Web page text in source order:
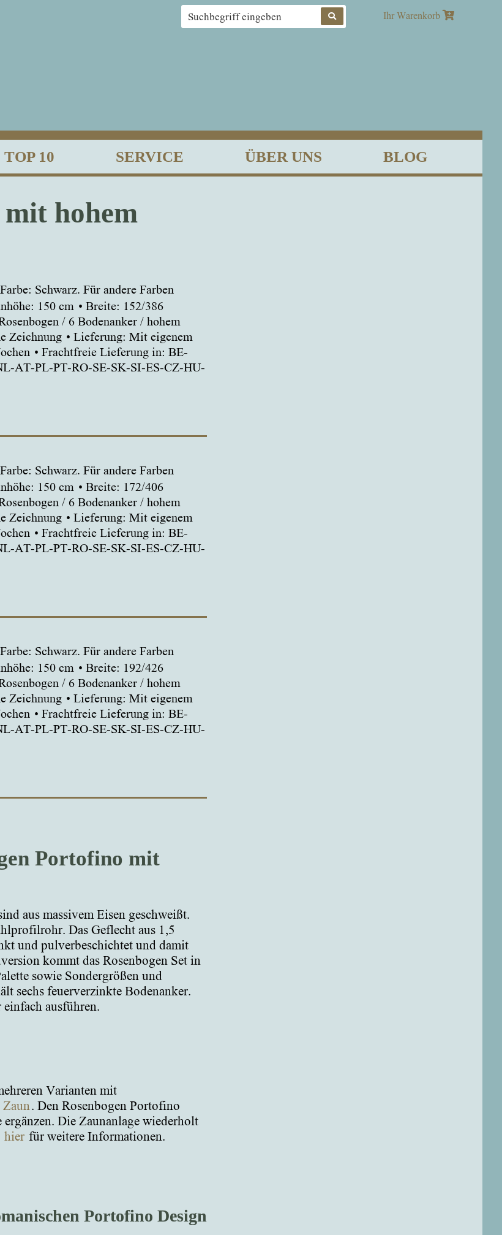
suchen
Ihr Warenkorb
TOP 10 SERVICE ÜBER UNS BLOG
hohem
Farbe: Schwarz. Für andere Farben
150 cm
Breite: 152/386
/ 6 Bodenanker / hohem
Zeichnung
Lieferung: Mit eigenem
Frachtfreie Lieferung in: BE-
AT-PL-PT-RO-SE-SK-SI-ES-CZ-HU-
Farbe: Schwarz. Für andere Farben
150 cm
Breite: 172/406
/ 6 Bodenanker / hohem
Zeichnung
Lieferung: Mit eigenem
Frachtfreie Lieferung in: BE-
AT-PL-PT-RO-SE-SK-SI-ES-CZ-HU-
Farbe: Schwarz. Für andere Farben
150 cm
Breite: 192/426
/ 6 Bodenanker / hohem
Zeichnung
Lieferung: Mit eigenem
Frachtfreie Lieferung in: BE-
AT-PL-PT-RO-SE-SK-SI-ES-CZ-HU-
Portofino mit
aus massivem Eisen geschweißt.
Das Geflecht aus 1,5
und pulverbeschichtet und damit
kommt das Rosenbogen Set in
sowie Sondergrößen und
sechs feuerverzinkte Bodenanker.
ausführen.
Varianten mit
Zaun. Den Rosenbogen Portofino
Die Zaunanlage wiederholt
hier für weitere Informationen.
Portofino Design